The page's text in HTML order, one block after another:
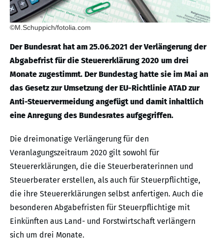
©M.Schuppich/fotolia.com
Der Bundesrat hat am 25.06.2021 der Verlängerung der
Abgabefrist für die Steuererklärung 2020 um drei
Monate zugestimmt. Der Bundestag hatte sie im Mai an
das Gesetz zur Umsetzung der EU-Richtlinie ATAD zur
Anti-Steuervermeidung angefügt und damit inhaltlich
eine Anregung des Bundesrates aufgegriffen.
Die dreimonatige Verlängerung für den
Veranlagungszeitraum 2020 gilt sowohl für
Steuererklärungen, die die Steuerberaterinnen und
Steuerberater erstellen, als auch für Steuerpflichtige,
die ihre Steuererklärungen selbst anfertigen. Auch die
besonderen Abgabefristen für Steuerpflichtige mit
Einkünften aus Land- und Forstwirtschaft verlängern
sich um drei Monate.